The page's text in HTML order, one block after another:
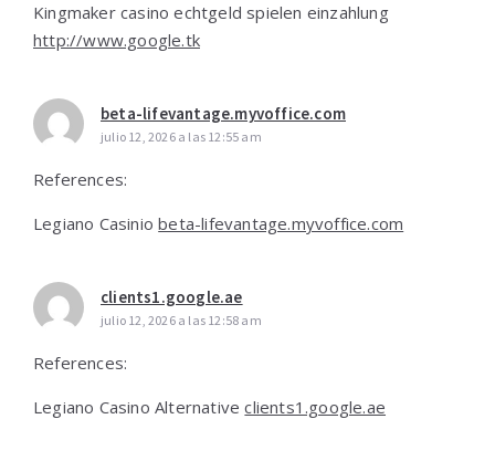
Kingmaker casino echtgeld spielen einzahlung
http://www.google.tk
beta-lifevantage.myvoffice.com
julio 12, 2026 a las 12:55 am
References:
Legiano Casiniobeta-lifevantage.myvoffice.com
clients1.google.ae
julio 12, 2026 a las 12:58 am
References:
Legiano Casino Alternativeclients1.google.ae